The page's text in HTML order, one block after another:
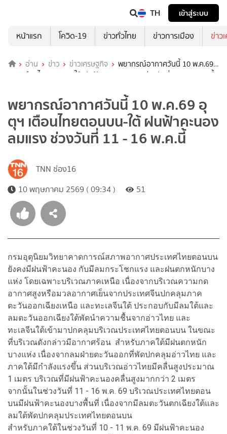
TH
เข้าสู่ระบบ
หน้าแรก
โควิด-19 ข่าวทั่วไทย ข่าวการเมือง ข่าว
อ่าน ข่าว ข่าวเศรษฐกิจ
พยากรณ์อากาศวันนี้ 10 พ.ค.69
อุตุฯ เตือนไทยตอนบน-ใต้ ฝนฟ้าคะนอง ลมแรง ช่วงวันที่ 11 - 16 พ.ค.นี้
พยากรณ์อากาศวันนี้ 10 พ.ค.69 อุ
ตุฯ เตือนไทยตอนบน-ใต้ ฝนฟ้าคะนอง
ลมแรง ช่วงวันที่ 11 - 16 พ.ค.นี้
TNN ช่อง16
10 พฤษภาคม 2569 ( 09:34 )
51
กรมอุตุนิยมวิทยาคาดการณ์สภาพอากาศประเทศไทยตอนบน
ยังคงมีฝนฟ้าคะนอง กับมีลมกระโชกแรง และฝนตกหนักบาง
แห่ง โดยเฉพาะบริเวณภาคเหนือ เนื่องจากบริเวณความกด
อากาศสูงหรือมวลอากาศเย็นจากประเทศจีนปกคลุมภาค
ตะวันออกเฉียงเหนือ และทะเลจีนใต้ ประกอบกับมีลมใต้และ
ลมตะวันออกเฉียงใต้พัดนำความชื้นจากอ่าวไทย และ
ทะเลจีนใต้เข้ามาปกคลุมบริเวณประเทศไทยตอนบน ในขณะ
ที่บริเวณดังกล่าวมีอากาศร้อน สำหรับภาคใต้มีฝนตกหนัก
บางแห่ง เนื่องจากลมฝ่ายตะวันออกที่พัดปกคลุมอ่าวไทย และ
ภาคใต้มีกำลังแรงขึ้น ส่วนบริเวณอ่าวไทยมีคลื่นสูงประมาณ
1 เมตร บริเวณที่มีฝนฟ้าคะนองคลื่นสูงมากกว่า 2 เมตร
จากนั้นในช่วงวันที่ 11 - 16 พ.ค. 69 บริเวณประเทศไทยตอน
บนมีฝนฟ้าคะนองบางพื้นที่ เนื่องจากมีลมตะวันตกเฉียงใต้และ
ลมใต้พัดปกคลุมประเทศไทยตอนบน
สำหรับภาคใต้ในช่วงวันที่ 10 - 11 พ.ค. 69 มีฝนฟ้าคะนอง